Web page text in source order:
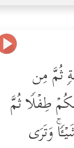
ثُمَّ مِن
طِفۡلࣰا ثُمَّ
وَتَرَى